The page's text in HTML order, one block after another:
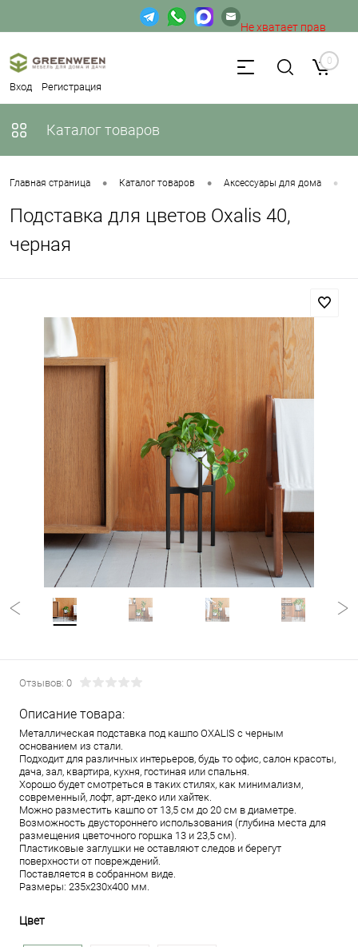
Вход Регистрация
Не хватает прав
доступа к веб-форме. 0
Каталог товаров
Главная страница • Каталог товаров • Аксессуары для дома •
Подставка для цветов Oxalis 40,
черная
Отзывов: 0
Описание товара:
Металлическая подставка под кашпо OXALIS с черным
основанием из стали.
Подходит для различных интерьеров, будь то офис, салон красоты,
дача, зал, квартира, кухня, гостиная или спальня.
Хорошо будет смотреться в таких стилях, как минимализм,
современный, лофт, арт-деко или хайтек.
Можно разместить кашпо от 13,5 см до 20 см в диаметре.
Возможность двустороннего использования (глубина места для
размещения цветочного горшка 13 и 23,5 см).
Пластиковые заглушки не оставляют следов и берегут
поверхности от повреждений.
Поставляется в собранном виде.
Размеры: 235х230х400 мм.
Цвет